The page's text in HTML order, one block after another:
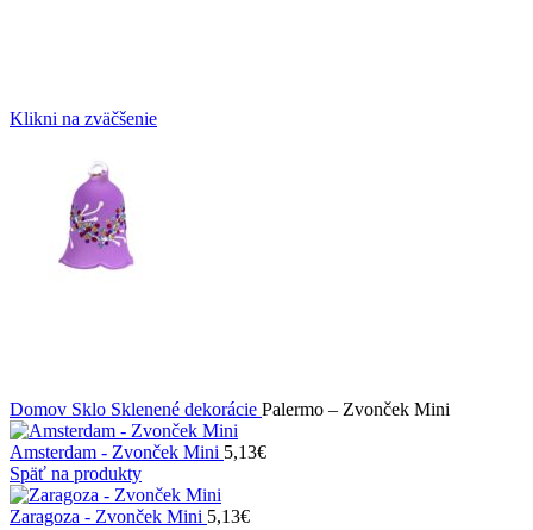
Klikni na zväčšenie
Domov Sklo Sklenené dekorácie Palermo – Zvonček Mini
Amsterdam - Zvonček Mini 5,13€
Späť na produkty
Zaragoza - Zvonček Mini 5,13€